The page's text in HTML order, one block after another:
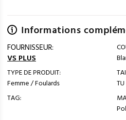
Informations
FOURNISSEUR:
VS PLUS
TYPE DE PRODUIT:
Femme / Foulards
TAG:
TU